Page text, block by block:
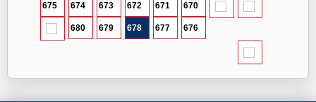
670
671
672
673
674
675
676
677
678
679
680